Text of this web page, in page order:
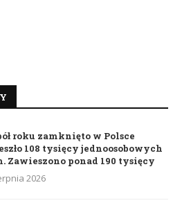
roku zamknięto w Polsce
108 tysięcy jednoosobowych
Zawieszono ponad 190 tysięcy
2026